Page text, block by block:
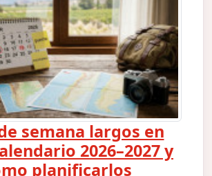
semana largos en
2026–2027 y
planificarlos